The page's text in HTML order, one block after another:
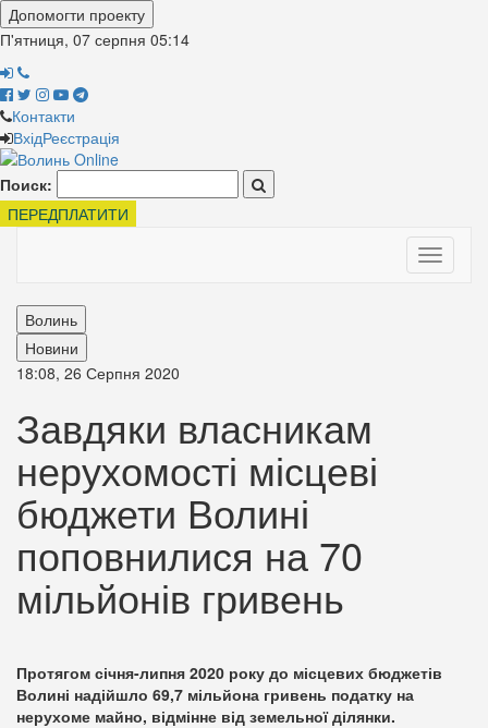
Допомогти проекту
П'ятниця, 07 серпня 05:14
Контакти
ВхідРеєстрація
Поиск:
ПЕРЕДПЛАТИТИ
Toggle
Волинь
Новини
18:08, 26 Серпня 2020
Завдяки власникам
нерухомості місцеві
бюджети Волині
поповнилися на 70
мільйонів гривень
Протягом січня-липня 2020 року до місцевих бюджетів
Волині надійшло 69,7 мільйона гривень податку на
нерухоме майно, відмінне від земельної ділянки.